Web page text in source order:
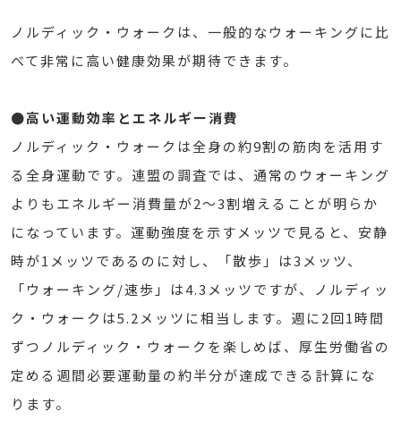
ノルディック・ウォークは、一般的なウォーキングに比
べて非常に高い健康効果が期待できます。
●高い運動効率とエネルギー消費
ノルディック・ウォークは全身の約9割の筋肉を活用す
る全身運動です。連盟の調査では、通常のウォーキング
よりもエネルギー消費量が2〜3割増えることが明らか
になっています。運動強度を示すメッツで見ると、安静
時が1メッツであるのに対し、「散歩」は3メッツ、
「ウォーキング/速歩」は4.3メッツですが、ノルディッ
ク・ウォークは5.2メッツに相当します。週に2回1時間
ずつノルディック・ウォークを楽しめば、厚生労働省の
定める週間必要運動量の約半分が達成できる計算にな
ります。